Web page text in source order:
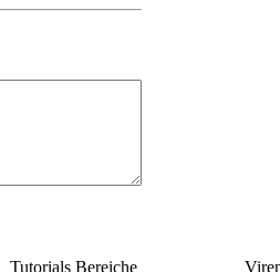
Tutorials Bereiche